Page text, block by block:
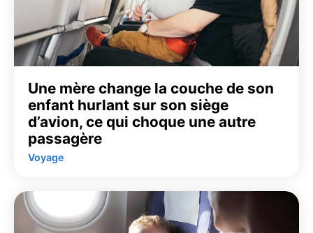
Une mère change la couche de son
enfant hurlant sur son siège
d’avion, ce qui choque une autre
passagère
Voyage